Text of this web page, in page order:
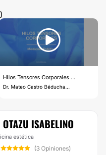
HIlos Tensores Corporales ...
Dr. Mateo Castro Béducha...
ISABELINO
estética
(3 Opiniones)